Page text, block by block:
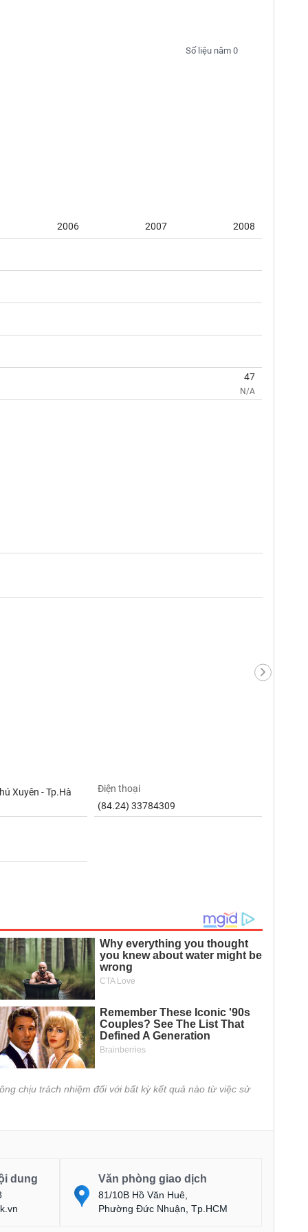
Số liệu năm 0
2006 2007 2008
47
N/A
Xuyên - Tp.Hà
Điện thoại
(84.24) 33784309
chịu trách nhiệm đối với bất kỳ kết quả nào từ việc sử
dung Văn phòng giao dịch
81/10B Hồ Văn Huê,
Phường Đức Nhuận, Tp.HCM